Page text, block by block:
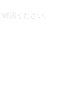
認ください。